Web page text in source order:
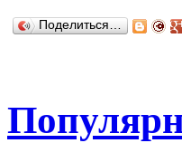
Поделиться…